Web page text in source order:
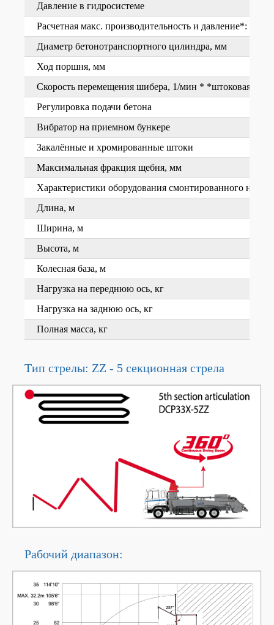
Давление в гидросистеме
Расчетная макс. производительность и давление*:
Диаметр бетонотранспортного цилиндра, мм
Ход поршня, мм
Скорость перемещения шибера, 1/мин * *штоковая/
Регулировка подачи бетона
Вибратор на приемном бункере
Закалённые и хромированные штоки
Максимальная фракция щебня, мм
Характеристики оборудования смонтированного на
Длина, м
Ширина, м
Высота, м
Колесная база, м
Нагрузка на переднюю ось, кг
Нагрузка на заднюю ось, кг
Полная масса, кг
Тип стрелы: ZZ - 5 секционная стрела
Рабочий диапазон: